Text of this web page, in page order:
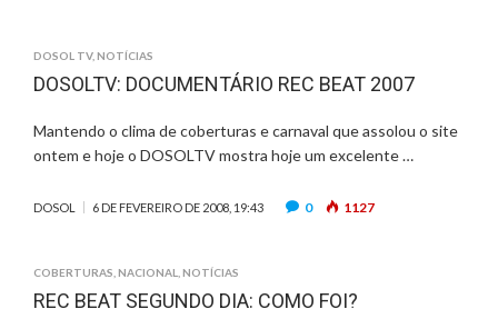
DOSOL TV, NOTÍCIAS
DOSOLTV: DOCUMENTÁRIO REC BEAT 2007
Mantendo o clima de coberturas e carnaval que assolou o site
ontem e hoje o DOSOLTV mostra hoje um excelente …
DOSOL 6 DE FEVEREIRO DE 2008, 19:43 0 1127
COBERTURAS NACIONAL NOTÍCIAS
REC BEAT SEGUNDO DIA: COMO FOI?